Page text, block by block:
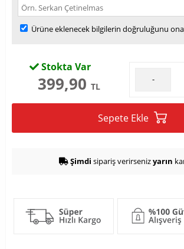
Ürüne eklenecek bilgilerin doğruluğunu
Stokta Var
399,90 TL
-
Sepete Ekle
Şimdi sipariş verirsenizyarın